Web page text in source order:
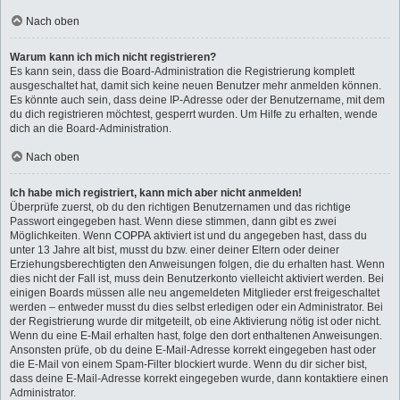
Nach oben
Warum kann ich mich nicht registrieren?
Es kann sein, dass die Board-Administration die Registrierung komplett
ausgeschaltet hat, damit sich keine neuen Benutzer mehr anmelden können.
Es könnte auch sein, dass deine IP-Adresse oder der Benutzername, mit dem
du dich registrieren möchtest, gesperrt wurden. Um Hilfe zu erhalten, wende
dich an die Board-Administration.
Nach oben
Ich habe mich registriert, kann mich aber nicht anmelden!
Überprüfe zuerst, ob du den richtigen Benutzernamen und das richtige
Passwort eingegeben hast. Wenn diese stimmen, dann gibt es zwei
Möglichkeiten. Wenn COPPA aktiviert ist und du angegeben hast, dass du
unter 13 Jahre alt bist, musst du bzw. einer deiner Eltern oder deiner
Erziehungsberechtigten den Anweisungen folgen, die du erhalten hast. Wenn
dies nicht der Fall ist, muss dein Benutzerkonto vielleicht aktiviert werden. Bei
einigen Boards müssen alle neu angemeldeten Mitglieder erst freigeschaltet
werden – entweder musst du dies selbst erledigen oder ein Administrator. Bei
der Registrierung wurde dir mitgeteilt, ob eine Aktivierung nötig ist oder nicht.
Wenn du eine E-Mail erhalten hast, folge den dort enthaltenen Anweisungen.
Ansonsten prüfe, ob du deine E-Mail-Adresse korrekt eingegeben hast oder
die E-Mail von einem Spam-Filter blockiert wurde. Wenn du dir sicher bist,
dass deine E-Mail-Adresse korrekt eingegeben wurde, dann kontaktiere einen
Administrator.